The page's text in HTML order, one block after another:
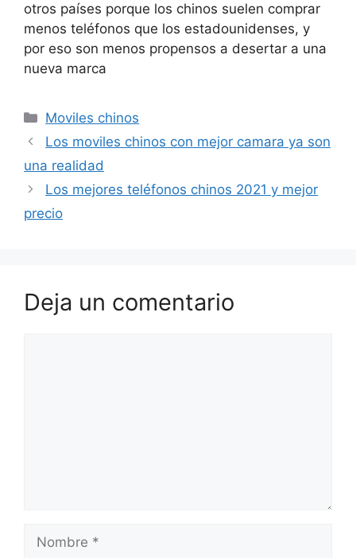
otros países porque los chinos suelen comprar
menos teléfonos que los estadounidenses, y
por eso son menos propensos a desertar a una
nueva marca
Categorías
Moviles chinos
Los moviles chinos con mejor camara ya son
una realidad
Los mejores teléfonos chinos 2021 y mejor
precio
Deja un comentario
Nombre